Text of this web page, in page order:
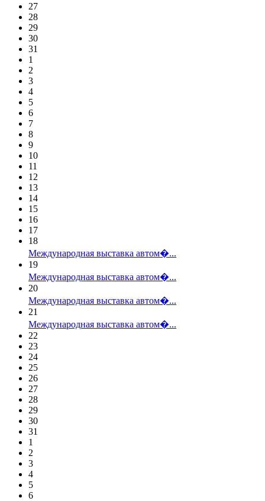
27
28
29
30
31
1
2
3
4
5
6
7
8
9
10
11
12
13
14
15
16
17
18
Международная выставка автом�...
19
Международная выставка автом�...
20
Международная выставка автом�...
21
Международная выставка автом�...
22
23
24
25
26
27
28
29
30
31
1
2
3
4
5
6